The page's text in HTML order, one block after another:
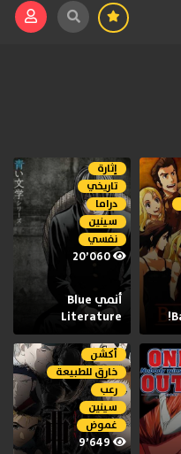
إثارة
تاريخي
دراما
سينين
نفسي
20٬060
أنمي Blue
Literature
أكشن
خارق للطبيعة
رعب
سينين
غموض
9٬649